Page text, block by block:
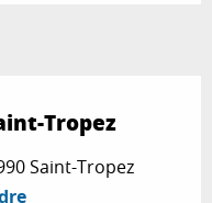
Tropez
Saint-Tropez